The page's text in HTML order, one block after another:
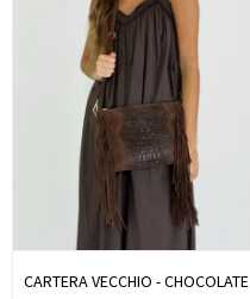
CARTERA VECCHIO - CHOCOLATE